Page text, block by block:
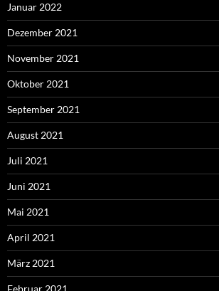
Januar 2022
Dezember 2021
November 2021
Oktober 2021
September 2021
August 2021
Juli 2021
Juni 2021
Mai 2021
April 2021
März 2021